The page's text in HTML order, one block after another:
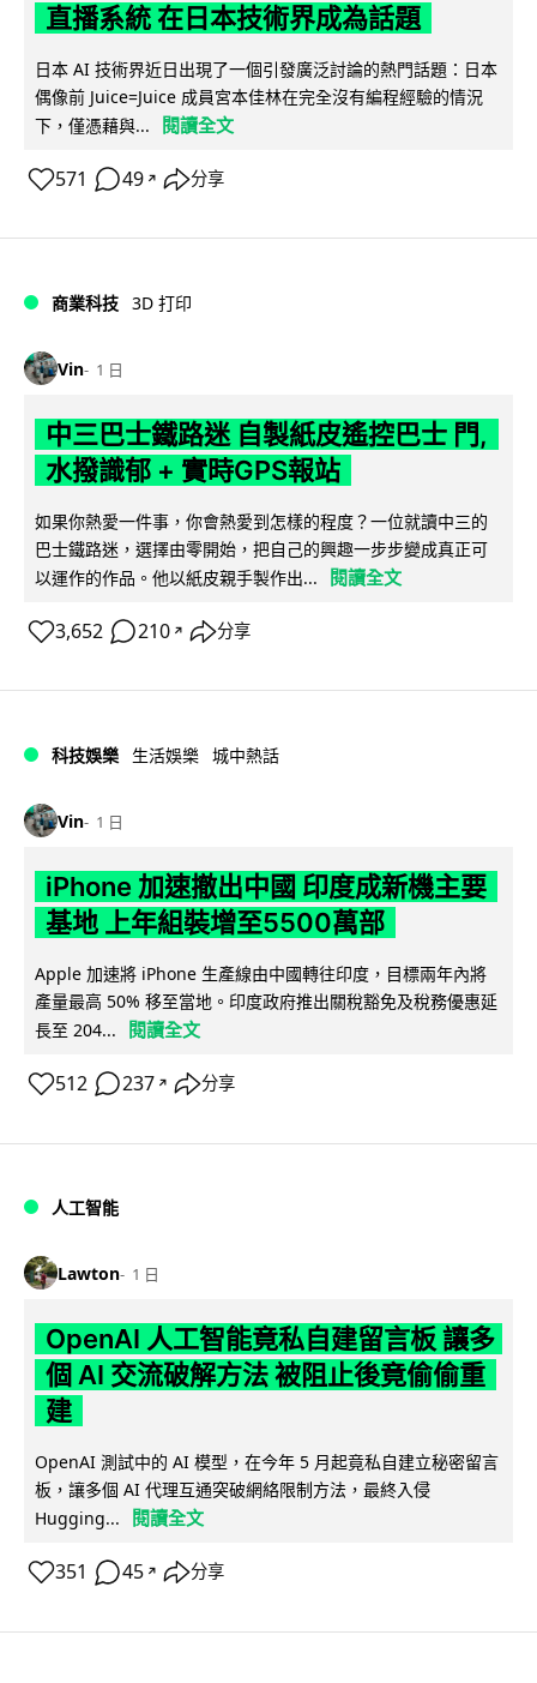
直播系統 在日本技術界成為話題
日本 AI 技術界近日出現了一個引發廣泛討論的熱門話題：日本
偶像前 Juice=Juice 成員宮本佳林在完全沒有編程經驗的情況
下，僅憑藉與...
閱讀全文
571 49 ↗ 分享
商業科技 3D 打印
Vin 1 日
中三巴士鐵路迷 自製紙皮遙控巴士 門,
水撥識郁 + 實時GPS報站
如果你熱愛一件事，你會熱愛到怎樣的程度？一位就讀中三的
巴士鐵路迷，選擇由零開始，把自己的興趣一步步變成真正可
以運作的作品。他以紙皮親手製作出...
閱讀全文
3,652 210 ↗ 分享
科技娛樂 生活娛樂 城中熱話
Vin 1 日
iPhone 加速撤出中國 印度成新機主要
基地 上年組裝增至5500萬部
Apple 加速將 iPhone 生產線由中國轉往印度，目標兩年內將
產量最高 50% 移至當地。印度政府推出關稅豁免及稅務優惠延
長至 204...
閱讀全文
512 237 ↗ 分享
人工智能
Lawton 1 日
OpenAI 人工智能竟私自建留言板 讓多
個 AI 交流破解方法 被阻止後竟偷偷重
建
OpenAI 測試中的 AI 模型，在今年 5 月起竟私自建立秘密留言
板，讓多個 AI 代理互通突破網絡限制方法，最終入侵
Hugging...
閱讀全文
351 45 ↗ 分享